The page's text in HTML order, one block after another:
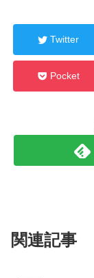
Twitter
Pocket
関連記事